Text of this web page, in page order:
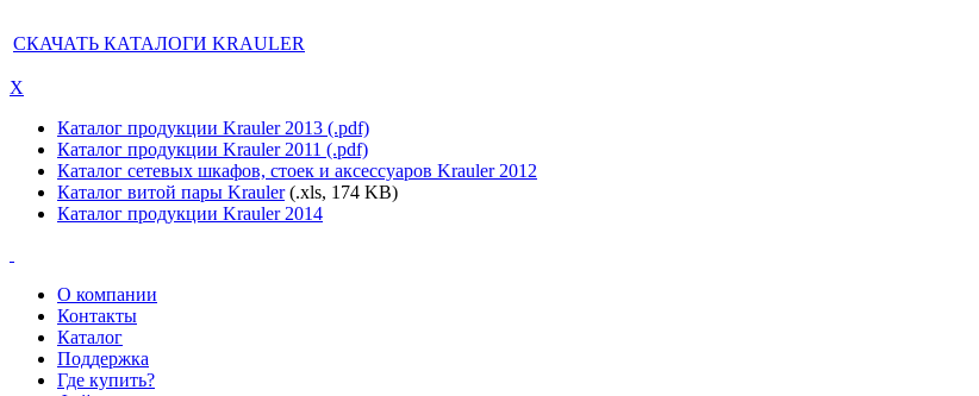
СКАЧАТЬ КАТАЛОГИ KRAULER
X
Каталог продукции Krauler 2013 (.pdf)
Каталог продукции Krauler 2011 (.pdf)
Каталог сетевых шкафов, стоек и аксессуаров Krauler 2012
Каталог витой пары Krauler(.xls, 174 KB)
Каталог продукции Krauler 2014
О компании
Контакты
Каталог
Поддержка
Где купить?